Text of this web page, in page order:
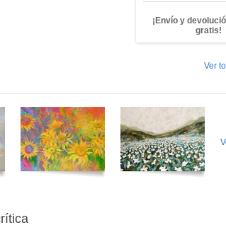
¡Envío y
gratis!
Ver